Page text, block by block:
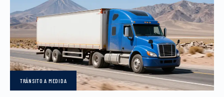
TRÁNSITOA MEDIDA